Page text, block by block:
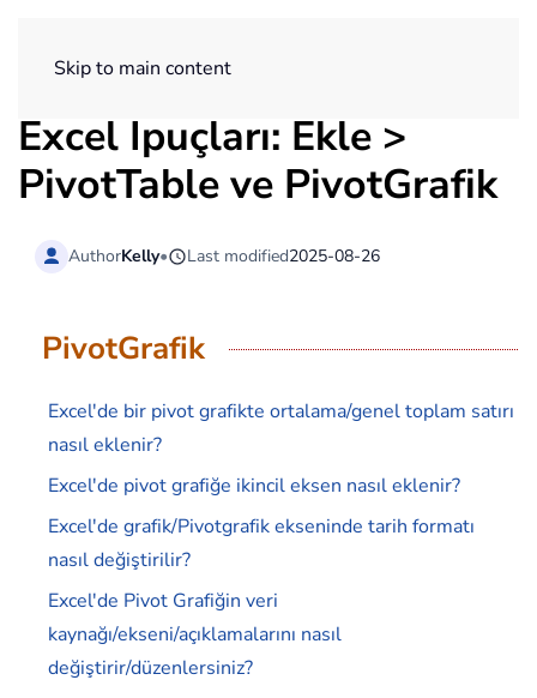
Skip to main content
Excel İpuçları: Ekle >
PivotTable ve PivotGrafik
AuthorKelly• Last modified2025-08-26
PivotGrafik
Excel'de bir pivot grafikte ortalama/genel toplam satırı
nasıl eklenir?
Excel'de pivot grafiğe ikincil eksen nasıl eklenir?
Excel'de grafik/Pivotgrafik ekseninde tarih formatı
nasıl değiştirilir?
Excel'de Pivot Grafiğin veri
kaynağı/ekseni/açıklamalarını nasıl
değiştirir/düzenlersiniz?